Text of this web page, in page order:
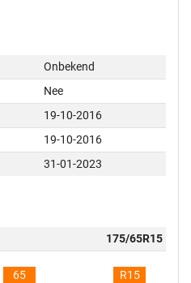
Onbekend
Nee
19-10-2016
19-10-2016
31-01-2023
175/65R15
65 R15